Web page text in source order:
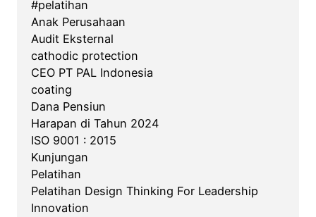
#pelatihan
Anak Perusahaan
Audit Eksternal
cathodic protection
CEO PT PAL Indonesia
coating
Dana Pensiun
Harapan di Tahun 2024
ISO 9001 : 2015
Kunjungan
Pelatihan
Pelatihan Design Thinking For Leadership
Innovation